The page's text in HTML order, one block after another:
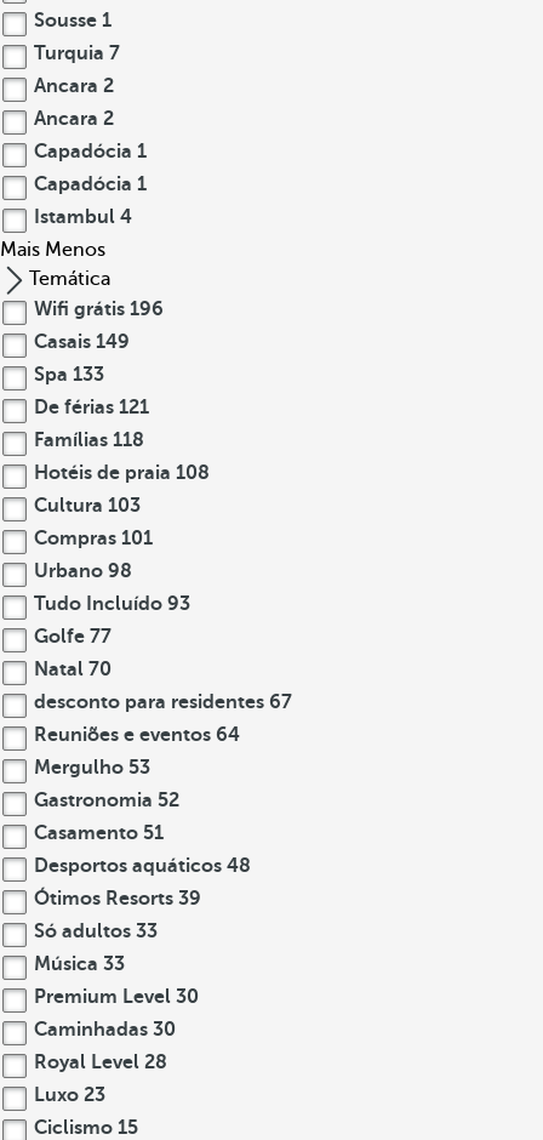
Sousse 1
Turquia 7
Ancara 2
Ancara 2
Capadócia 1
Capadócia 1
Istambul 4
Mais Menos
Temática
Wifi grátis 196
Casais 149
Spa 133
De férias 121
Famílias 118
Hotéis de praia 108
Cultura 103
Compras 101
Urbano 98
Tudo Incluído 93
Golfe 77
Natal 70
desconto para residentes 67
Reuniões e eventos 64
Mergulho 53
Gastronomia 52
Casamento 51
Desportos aquáticos 48
Ótimos Resorts 39
Só adultos 33
Música 33
Premium Level 30
Caminhadas 30
Royal Level 28
Luxo 23
Ciclismo 15